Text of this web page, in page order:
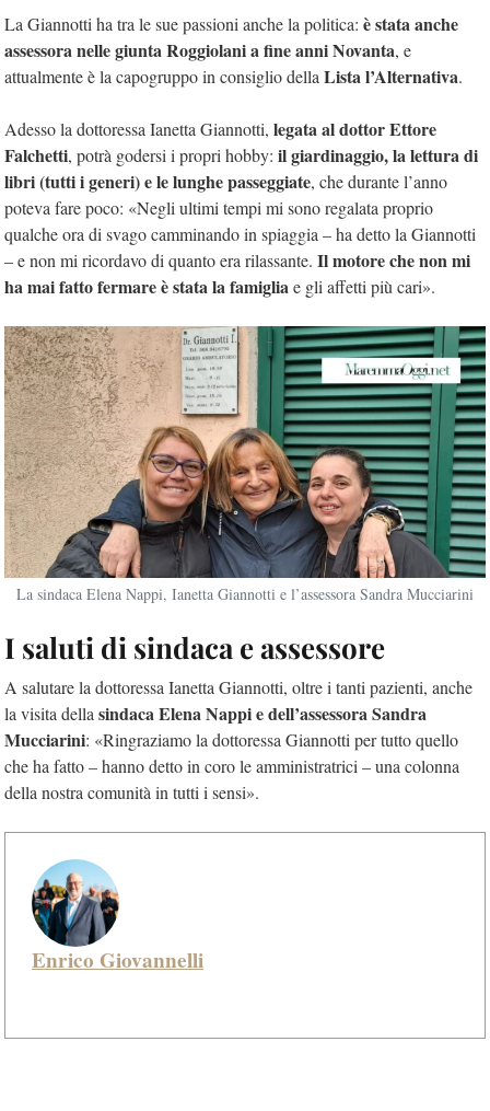
La Giannotti ha tra le sue passioni anche la politica: è stata anche
assessora nelle giunta Roggiolani a fine anni Novanta, e
attualmente è la capogruppo in consiglio della Lista l’Alternativa.
Adesso la dottoressa Ianetta Giannotti, legata al dottor Ettore
Falchetti, potrà godersi i propri hobby: il giardinaggio, la lettura di
libri (tutti i generi) e le lunghe passeggiate, che durante l’anno
poteva fare poco: «Negli ultimi tempi mi sono regalata proprio
qualche ora di svago camminando in spiaggia – ha detto la Giannotti
– e non mi ricordavo di quanto era rilassante. Il motore che non mi
ha mai fatto fermare è stata la famigliae gli affetti più cari».
La sindaca Elena Nappi, Ianetta Giannotti e l’assessora Sandra Mucciarini
I saluti di sindaca e assessore
A salutare la dottoressa Ianetta Giannotti, oltre i tanti pazienti, anche
la visita dellasindaca Elena Nappi e dell’assessora Sandra
Mucciarini: «Ringraziamo la dottoressa Giannotti per tutto quello
che ha fatto – hanno detto in coro le amministratrici – una colonna
della nostra comunità in tutti i sensi».
Enrico Giovannelli